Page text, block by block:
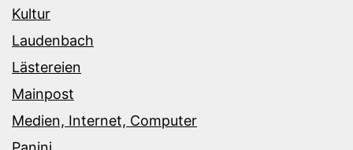
Kultur
Laudenbach
Lästereien
Mainpost
Medien, Internet, Computer